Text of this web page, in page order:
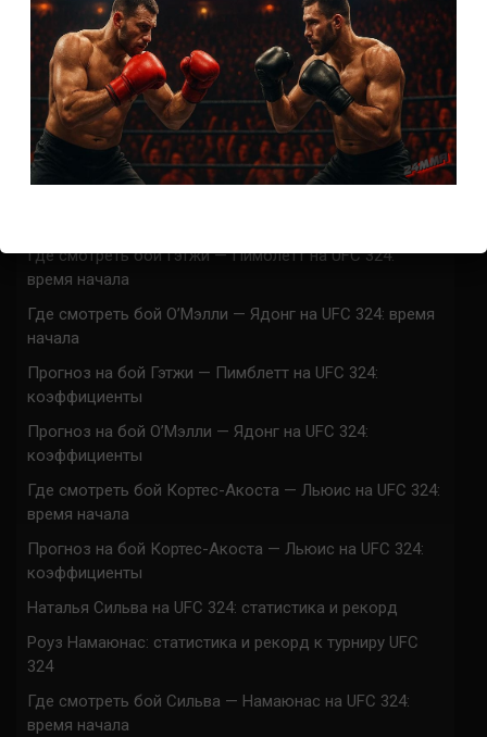
СВЕЖИЕ ЗАПИСИ
ACA 200 прямая трансляция
Марафон боев UFC 325 прямая трансляция
UFC 324 прямая трансляция
Где смотреть бой Гэтжи — Пимблетт на UFC 324:
время начала
Где смотреть бой О’Мэлли — Ядонг на UFC 324: время
начала
Прогноз на бой Гэтжи — Пимблетт на UFC 324:
коэффициенты
Прогноз на бой О’Мэлли — Ядонг на UFC 324:
коэффициенты
Где смотреть бой Кортес-Акоста — Льюис на UFC 324:
время начала
Прогноз на бой Кортес-Акоста — Льюис на UFC 324:
коэффициенты
Наталья Сильва на UFC 324: статистика и рекорд
Роуз Намаюнас: статистика и рекорд к турниру UFC
324
Где смотреть бой Сильва — Намаюнас на UFC 324:
время начала